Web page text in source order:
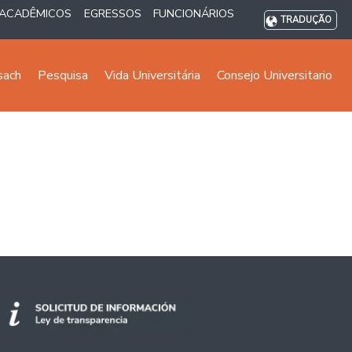
EGRESSOS FUNCIONÁRIOS TRADUÇÃO
Pesquisa Vida Universitária Consejo Universitario